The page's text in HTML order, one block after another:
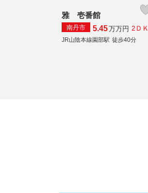
雅 壱番館
南丹市 5.45万万円 2ＤＫ
JR山陰本線園部駅 徒歩40分